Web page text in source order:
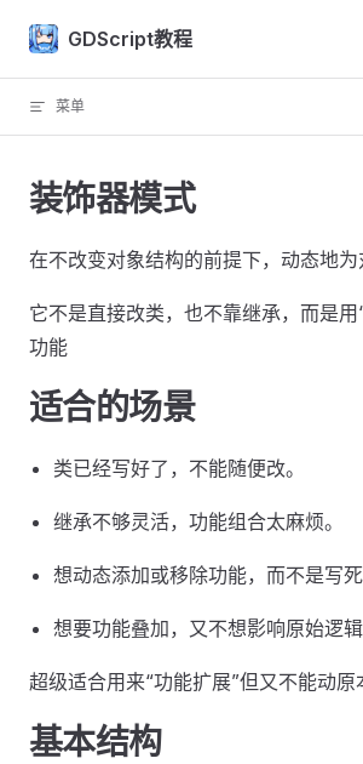
Skip to content
GDScript教程
菜单
装饰器模式
在不改变对象结构的前提下，动态地为
它不是直接改类，也不靠继承，而是用
功能
适合的场景
类已经写好了，不能随便改。
继承不够灵活，功能组合太麻烦。
想动态添加或移除功能，而不是写死
想要功能叠加，又不想影响原始逻辑
超级适合用来“功能扩展”但又不能动原
基本结构